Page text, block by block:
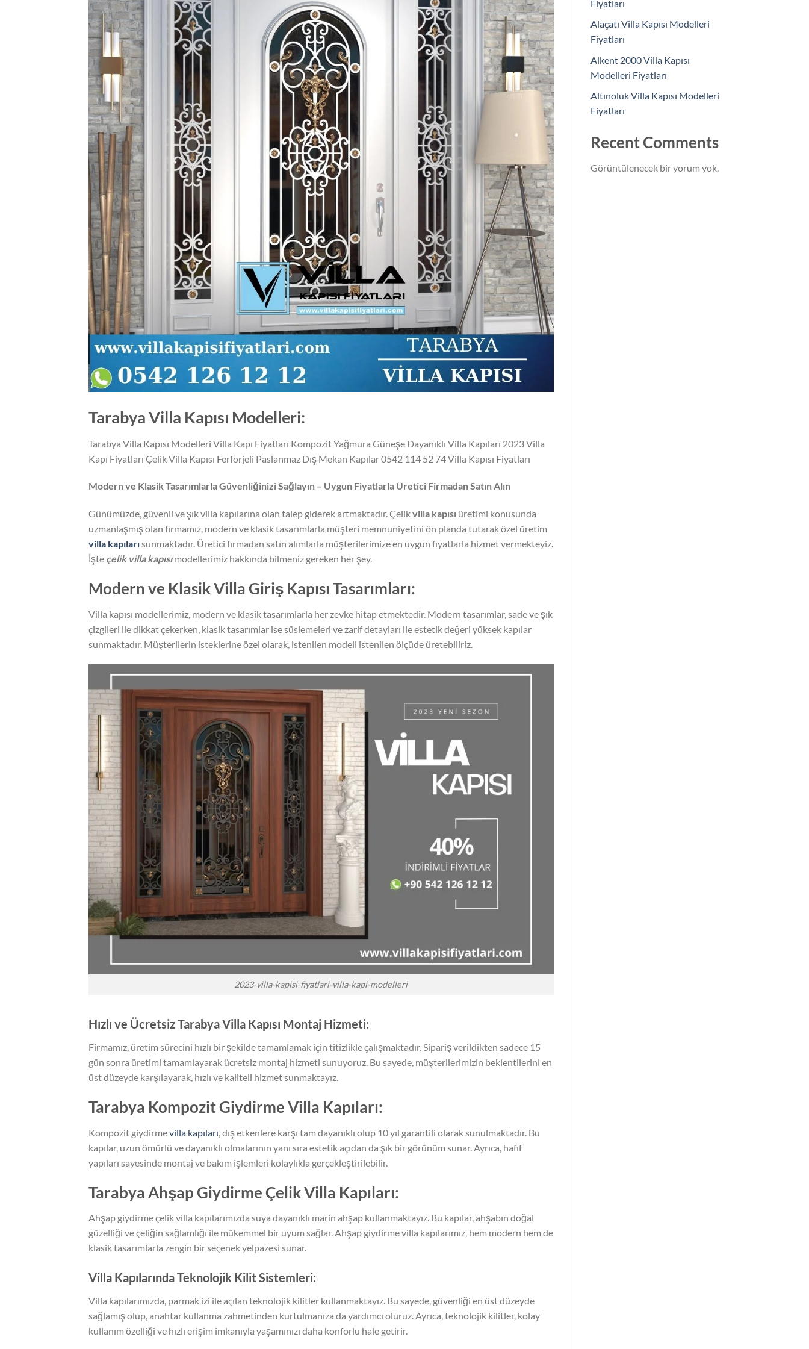
Tarabya Villa Kapısı Modelleri:
Tarabya Villa Kapısı Modelleri Villa Kapı Fiyatları Kompozit Yağmura Güneşe Dayanıklı Villa Kapıları 2023 Villa
Kapı Fiyatları Çelik Villa Kapısı Ferforjeli Paslanmaz Dış Mekan Kapılar 0542 114 52 74 Villa Kapısı Fiyatları
Modern ve Klasik Tasarımlarla Güvenliğinizi Sağlayın – Uygun Fiyatlarla Üretici Firmadan Satın Alın
Günümüzde, güvenli ve şık villa kapılarına olan talep giderek artmaktadır. Çelikvilla kapısı üretimi konusunda
uzmanlaşmış olan firmamız, modern ve klasik tasarımlarla müşteri memnuniyetini ön planda tutarak özel üretim
villa kapılarısunmaktadır. Üretici firmadan satın alımlarla müşterilerimize en uygun fiyatlarla hizmet vermekteyiz.
İşte çelik villa kapısımodellerimiz hakkında bilmeniz gereken her şey.
Modern ve Klasik Villa Giriş Kapısı Tasarımları:
Villa kapısı modellerimiz, modern ve klasik tasarımlarla her zevke hitap etmektedir. Modern tasarımlar, sade ve şık
çizgileri ile dikkat çekerken, klasik tasarımlar ise süslemeleri ve zarif detayları ile estetik değeri yüksek kapılar
sunmaktadır. Müşterilerin isteklerine özel olarak, istenilen modeli istenilen ölçüde üretebiliriz.
2023-villa-kapisi-fiyatlari-villa-kapi-modelleri
Hızlı ve Ücretsiz Tarabya Villa Kapısı Montaj Hizmeti:
Firmamız, üretim sürecini hızlı bir şekilde tamamlamak için titizlikle çalışmaktadır. Sipariş verildikten sadece 15
gün sonra üretimi tamamlayarak ücretsiz montaj hizmeti sunuyoruz. Bu sayede, müşterilerimizin beklentilerini en
üst düzeyde karşılayarak, hızlı ve kaliteli hizmet sunmaktayız.
Tarabya Kompozit Giydirme Villa Kapıları:
Kompozit giydirmevilla kapıları , dış etkenlere karşı tam dayanıklı olup 10 yıl garantili olarak sunulmaktadır. Bu
kapılar, uzun ömürlü ve dayanıklı olmalarının yanı sıra estetik açıdan da şık bir görünüm sunar. Ayrıca, hafif
yapıları sayesinde montaj ve bakım işlemleri kolaylıkla gerçekleştirilebilir.
Tarabya Ahşap Giydirme Çelik Villa Kapıları:
Ahşap giydirme çelik villa kapılarımızda suya dayanıklı marin ahşap kullanmaktayız. Bu kapılar, ahşabın doğal
güzelliği ve çeliğin sağlamlığı ile mükemmel bir uyum sağlar. Ahşap giydirme villa kapılarımız, hem modern hem de
klasik tasarımlarla zengin bir seçenek yelpazesi sunar.
Villa Kapılarında Teknolojik Kilit Sistemleri:
Villa kapılarımızda, parmak izi ile açılan teknolojik kilitler kullanmaktayız. Bu sayede, güvenliği en üst düzeyde
sağlamış olup, anahtar kullanma zahmetinden kurtulmanıza da yardımcı oluruz. Ayrıca, teknolojik kilitler, kolay
kullanım özelliği ve hızlı erişim imkanıyla yaşamınızı daha konforlu hale getirir.
Fiyatları
Alaçatı Villa Kapısı Modelleri
Fiyatları
Alkent 2000 Villa Kapısı
Modelleri Fiyatları
Altınoluk Villa Kapısı Modelleri
Fiyatları
Recent Comments
Görüntülenecek bir yorum yok.